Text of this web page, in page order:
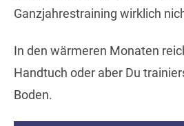
Ganzjahrestraining wirklich
In den wärmeren Monaten
Handtuch oder aber Du
Boden.